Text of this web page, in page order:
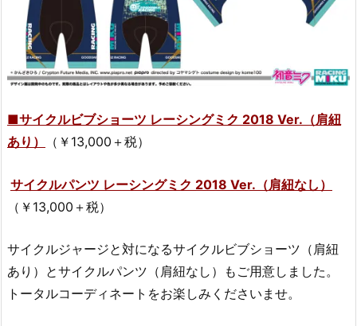
■サイクルビブショーツ レーシングミク 2018 Ver.（肩紐
あり）
（￥13,000＋税）
サイクルパンツ レーシングミク 2018 Ver.（肩紐なし）
（￥13,000＋税）
サイクルジャージと対になるサイクルビブショーツ（肩紐
あり）とサイクルパンツ（肩紐なし）もご用意しました。
トータルコーディネートをお楽しみくださいませ。